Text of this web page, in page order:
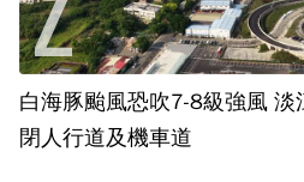
白海豚颱風恐吹7-8級強風
閉人行道及機車道